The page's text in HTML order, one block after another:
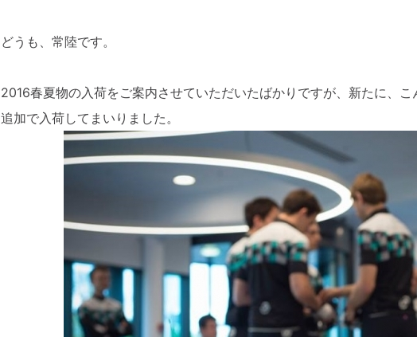
どうも、常陸です。
2016春夏物の入荷をご案内させていただいたばかりですが、新たに、こ
追加で入荷してまいりました。